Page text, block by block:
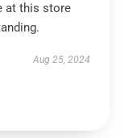
at this store
Aug 25, 2024